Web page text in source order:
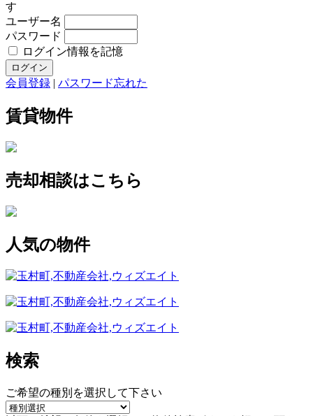
す
ユーザー名
パスワード
ログイン情報を記憶
会員登録 | パスワード忘れた
賃貸物件
売却相談はこちら
人気の物件
検索
ご希望の種別を選択して下さい